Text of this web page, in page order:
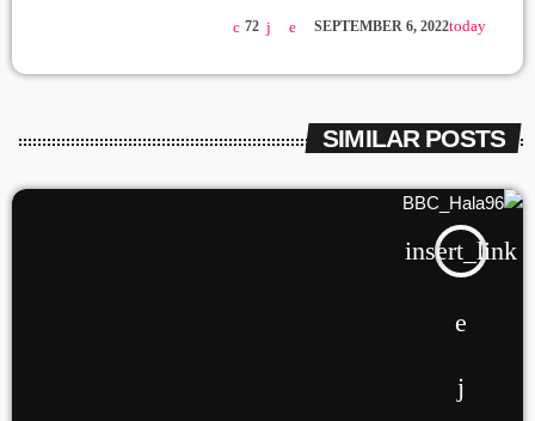
today
SEPTEMBER 6, 2022
72
SIMILAR POSTS
insert_link